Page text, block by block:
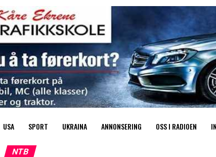
USA SPORT UKRAINA ANNONSERING OSS I RADIOEN
NTB